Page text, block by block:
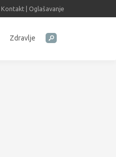
Kontakt Oglašavanje
Zdravlje